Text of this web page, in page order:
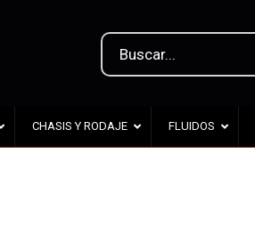
CHASIS Y RODAJE FLUIDOS